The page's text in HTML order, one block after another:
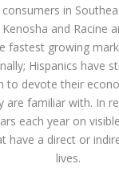
in
and Racine
fastest growing
Hispanics have
to devote their
are familiar with. In
each year on
have a direct or
lives.